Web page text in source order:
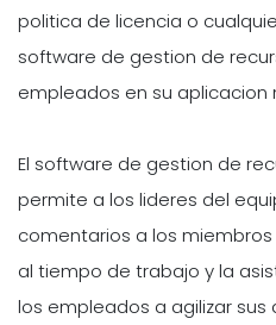
politica de licencia o
software de gestion de
empleados en su aplicacion
El software de gestion de
permite a los lideres del
comentarios a los
al tiempo de trabajo y la
los empleados a agilizar